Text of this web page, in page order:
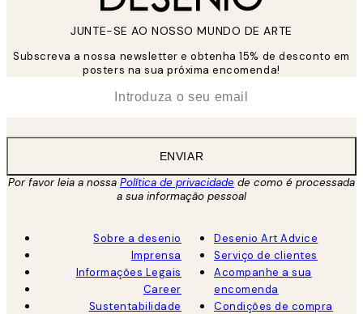
JUNTE-SE AO NOSSO MUNDO DE ARTE
Subscreva a nossa newsletter e obtenha 15% de desconto em
posters na sua próxima encomenda!
ENVIAR
Por favor leia a nossa Política de privacidade de como é processada
a sua informação pessoal
Sobre a desenio
Imprensa
Informações Legais
Career
Sustentabilidade
Desenio Art Advice
Serviço de clientes
Acompanhe a sua
encomenda
Condições de compra